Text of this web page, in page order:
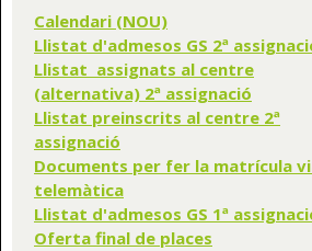
Calendari (NOU)
Llistat d'admesos GS 2ª
Llistat assignats al centre
(alternativa) 2ª assignació
Llistat preinscrits al centre 2ª
assignació
Documents per fer la matrícula
telemàtica
Llistat d'admesos GS 1ª
Oferta final de places